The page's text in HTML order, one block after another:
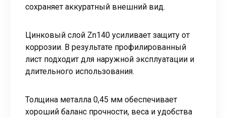
сохраняет аккуратный внешний вид.
Цинковый слой Zn140 усиливает защиту от
коррозии. В результате профилированный
лист подходит для наружной эксплуатации и
длительного использования.
Толщина металла 0,45 мм обеспечивает
хороший баланс прочности, веса и удобства